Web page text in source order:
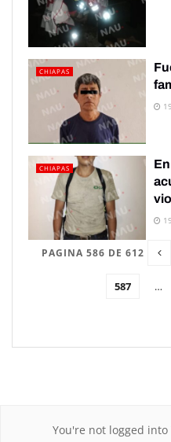
CHIAPAS
CHIAPAS
PAGINA 586 DE 612
587 …
You're not logged